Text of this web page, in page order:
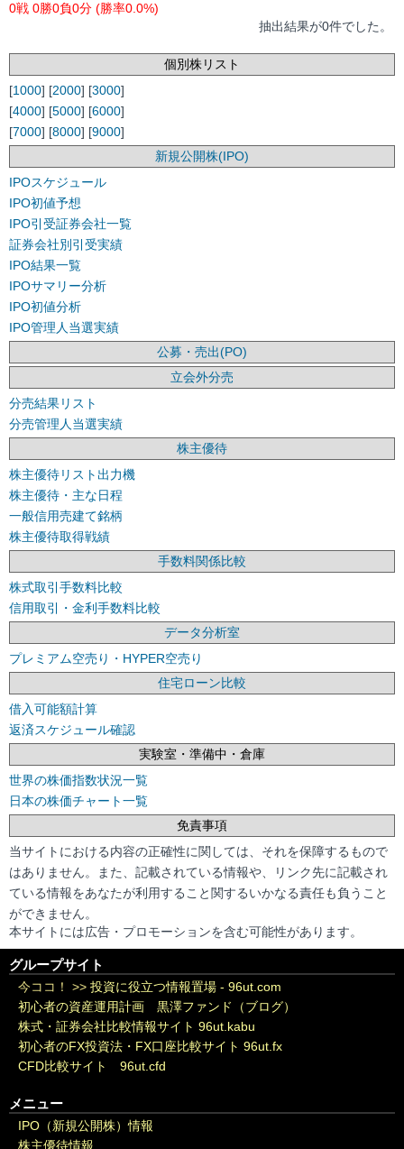
0戦 0勝0負0分 (勝率0.0%)
抽出結果が0件でした。
個別株リスト
[1000] [2000] [3000]
[4000] [5000] [6000]
[7000] [8000] [9000]
新規公開株(IPO)
IPOスケジュール
IPO初値予想
IPO引受証券会社一覧
証券会社別引受実績
IPO結果一覧
IPOサマリー分析
IPO初値分析
IPO管理人当選実績
公募・売出(PO)
立会外分売
分売結果リスト
分売管理人当選実績
株主優待
株主優待リスト出力機
株主優待・主な日程
一般信用売建て銘柄
株主優待取得戦績
手数料関係比較
株式取引手数料比較
信用取引・金利手数料比較
データ分析室
プレミアム空売り・HYPER空売り
住宅ローン比較
借入可能額計算
返済スケジュール確認
実験室・準備中・倉庫
世界の株価指数状況一覧
日本の株価チャート一覧
免責事項
当サイトにおける内容の正確性に関しては、それを保障するもので
はありません。また、記載されている情報や、リンク先に記載され
ている情報をあなたが利用すること関するいかなる責任も負うこと
ができません。
本サイトには広告・プロモーションを含む可能性があります。
グループサイト
今ココ！ >> 投資に役立つ情報置場 - 96ut.com
初心者の資産運用計画 黒澤ファンド（ブログ）
株式・証券会社比較情報サイト 96ut.kabu
初心者のFX投資法・FX口座比較サイト 96ut.fx
CFD比較サイト 96ut.cfd
メニュー
IPO（新規公開株）情報
株主優待情報